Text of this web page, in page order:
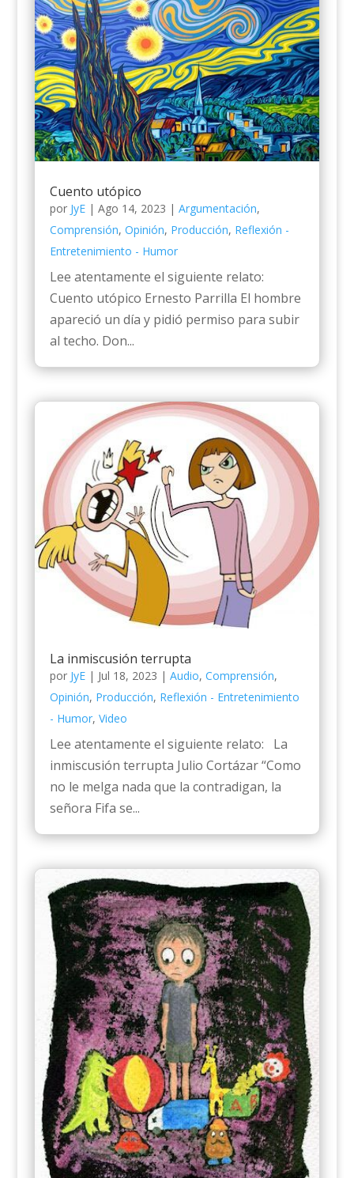
Cuento utópico
por JyE| Ago 14, 2023 | Argumentación,
Comprensión, Opinión, Producción, Reflexión -
Entretenimiento - Humor
Lee atentamente el siguiente relato:
Cuento utópico Ernesto Parrilla El hombre
apareció un día y pidió permiso para subir
al techo. Don...
La inmiscusión terrupta
por JyE| Jul 18, 2023 | Audio, Comprensión,
Opinión, Producción, Reflexión - Entretenimiento
- Humor, Video
Lee atentamente el siguiente relato: La
inmiscusión terrupta Julio Cortázar “Como
no le melga nada que la contradigan, la
señora Fifa se...